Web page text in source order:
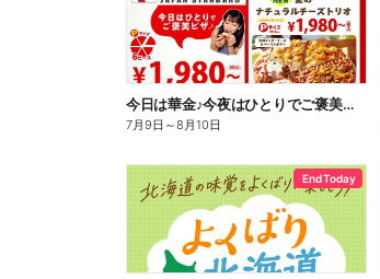
今日は華金♪今夜はひとりでご褒美ピザ!ピザーラトリオ
7月9日 ～8月10日
End Today